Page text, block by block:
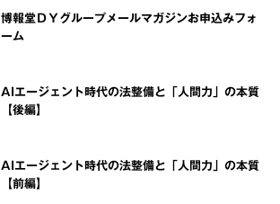
博報堂ＤＹグループメールマガジンお申込みフォ
ーム
AIエージェント時代の法整備と「人間力」の本質
【後編】
AIエージェント時代の法整備と「人間力」の本質
【前編】